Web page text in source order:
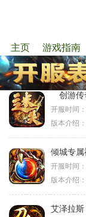
主页 游戏指南
创游
开服时间：
版本介绍：
倾城专属
开服时间：
版本介绍：
艾泽拉斯